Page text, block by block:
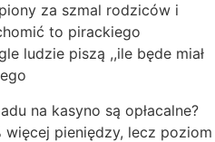
za szmal rodziców i
to pirackiego
ludzie piszą ,,ile będe miał
na kasyno są opłacalne?
więcej pieniędzy, lecz poziom